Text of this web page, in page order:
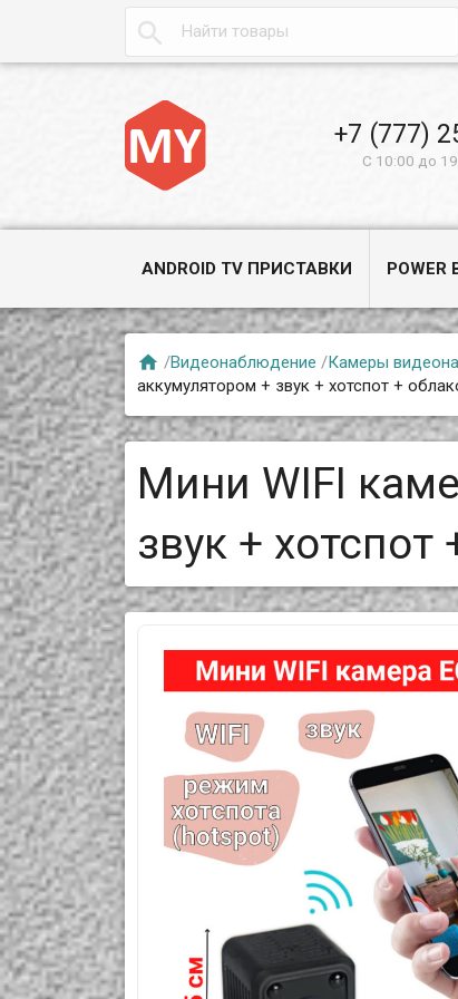

+7 (777)
С 10:00 до
ANDROID TV ПРИСТАВКИ
 /Видеонаблюдение /Камеры
аккумулятором + звук + хотспот +
Мини WIFI
звук + хотспот